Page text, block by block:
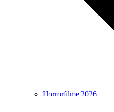
Horrorfilme 2026